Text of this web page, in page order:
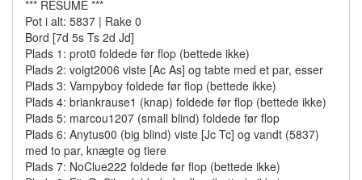
*** RESUMÈ ***
Pot i alt: 5837 | Rake 0
Bord [7d 5s Ts 2d Jd]
Plads 1: prot0 foldede før flop (bettede ikke)
Plads 2: voigt2006 viste [Ac As] og tabte med et par, esser
Plads 3: Vampyboy foldede før flop (bettede ikke)
Plads 4: briankrause1 (knap) foldede før flop (bettede ikke)
Plads 5: marcou1207 (small blind) foldede før flop
Plads 6: Anytus00 (big blind) viste [Jc Tc] og vandt (5837)
med to par, knægte og tiere
Plads 7: NoClue222 foldede før flop (bettede ikke)